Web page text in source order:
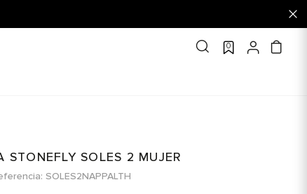
0
STONEFLY SOLES 2 MUJER
SOLES2NAPPALTH